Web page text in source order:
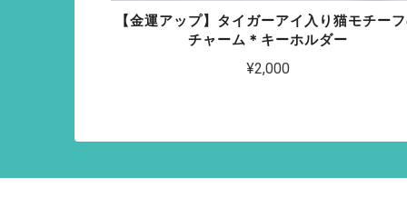
【金運アップ】タイガーアイ入り猫モチー
チャーム＊キーホルダー
¥2,000